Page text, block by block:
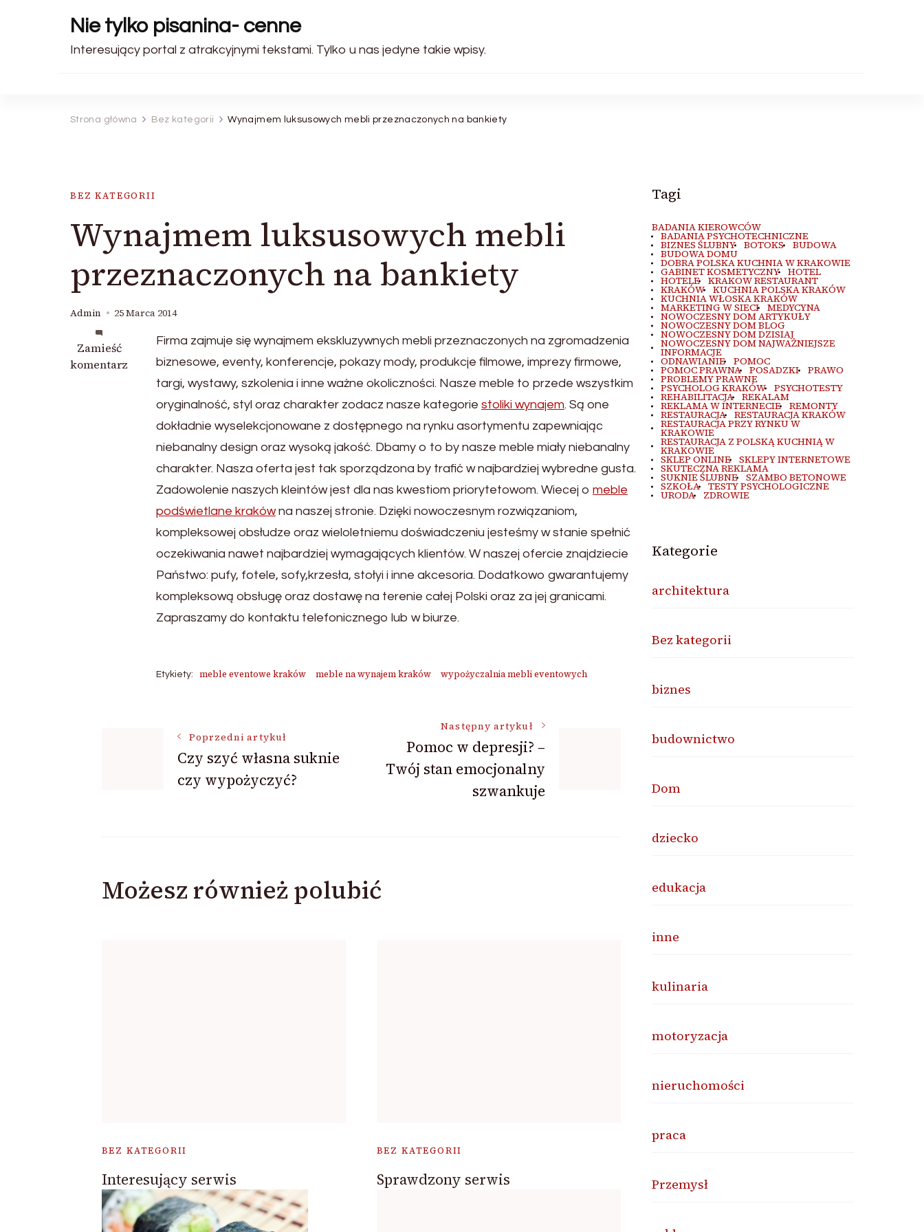
Nie tylko pisanina- cenne
Interesujący portal z atrakcyjnymi tekstami. Tylko u nas jedyne takie wpisy.
Strona główna Bez kategorii Wynajmem luksusowych mebli przeznaczonych na bankiety
BEZ KATEGORII
Wynajmem luksusowych mebli
przeznaczonych na bankiety
Admin 25 Marca 2014
Zamieść
komentarz
we
wpisie
Wynajmem
przeznaczonych
Firma zajmuje się wynajmem ekskluzywnych mebli przeznaczonych na zgromadzenia
biznesowe, eventy, konferencje, pokazy mody, produkcje filmowe, imprezy firmowe,
targi, wystawy, szkolenia i inne ważne okoliczności. Nasze meble to przede wszystkim
oryginalność, styl oraz charakter zodacz nasze kategorie stoliki wynajem. Są one
dokładnie wyselekcjonowane z dostępnego na rynku asortymentu zapewniając
niebanalny design oraz wysoką jakość. Dbamy o to by nasze meble miały niebanalny
charakter. Nasza oferta jest tak sporządzona by trafić w najbardziej wybredne gusta.
Zadowolenie naszych kleintów jest dla nas kwestiom priorytetowom. Wiecej o meble
podświetlane krakówna naszej stronie. Dzięki nowoczesnym rozwiązaniom,
kompleksowej obsłudze oraz wieloletniemu doświadczeniu jesteśmy w stanie spełnić
oczekiwania nawet najbardziej wymagających klientów. W naszej ofercie znajdziecie
Państwo: pufy, fotele, sofy,krzesła, stołyi i inne akcesoria. Dodatkowo gwarantujemy
kompleksową obsługę oraz dostawę na terenie całej Polski oraz za jej granicami.
Zapraszamy do kontaktu telefonicznego lub w biurze.
Etykiety: meble eventowe kraków meble na wynajem kraków wypożyczalnia mebli eventowych
Nawigacja
wpisu
Poprzedni artykuł
Czy szyć własna suknie
czy wypożyczyć?
Następny artykuł
Pomoc w depresji? –
Twój stan emocjonalny
szwankuje
Możesz również polubić
BEZ KATEGORII
Interesujący serwis
BEZ KATEGORII
Sprawdzony serwis
Tagi
BADANIA KIEROWCÓW
BADANIA PSYCHOTECHNICZNE
BIZNES ŚLUBNY BOTOKS BUDOWA
BUDOWA DOMU
DOBRA POLSKA KUCHNIA W KRAKOWIE
GABINET KOSMETYCZNY HOTEL
HOTELE KRAKOW RESTAURANT
KRAKÓW KUCHNIA POLSKA KRAKÓW
KUCHNIA WŁOSKA KRAKÓW
MARKETING W SIECI MEDYCYNA
NOWOCZESNY DOM ARTYKUŁY
NOWOCZESNY DOM BLOG
NOWOCZESNY DOM DZISIAJ
NOWOCZESNY DOM NAJWAŻNIEJSZE
INFORMACJE
ODNAWIANIE POMOC
POMOC PRAWNA POSADZKI PRAWO
PROBLEMY PRAWNE
PSYCHOLOG KRAKÓW PSYCHOTESTY
REHABILITACJA REKALAM
REKLAMA W INTERNECIE REMONTY
RESTAURACJA RESTAURACJA KRAKÓW
RESTAURACJA PRZY RYNKU W
KRAKOWIE
RESTAURACJA Z POLSKĄ KUCHNIĄ W
KRAKOWIE
SKLEP ONLINE SKLEPY INTERNETOWE
SKUTECZNA REKLAMA
SUKNIE ŚLUBNE SZAMBO BETONOWE
SZKOŁA TESTY PSYCHOLOGICZNE
URODA ZDROWIE
Kategorie
architektura
Bez kategorii
biznes
budownictwo
Dom
dziecko
edukacja
inne
kulinaria
motoryzacja
nieruchomości
praca
Przemysł